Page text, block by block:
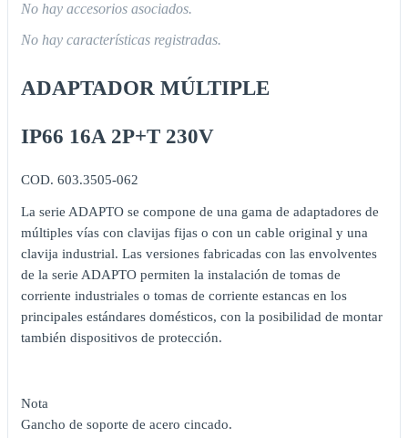
No hay accesorios asociados.
No hay características registradas.
ADAPTADOR MÚLTIPLE
IP66 16A 2P+T 230V
COD. 603.3505-062
La serie ADAPTO se compone de una gama de adaptadores de
múltiples vías con clavijas fijas o con un cable original y una
clavija industrial. Las versiones fabricadas con las envolventes
de la serie ADAPTO permiten la instalación de tomas de
corriente industriales o tomas de corriente estancas en los
principales estándares domésticos, con la posibilidad de montar
también dispositivos de protección.
Nota
Gancho de soporte de acero cincado.